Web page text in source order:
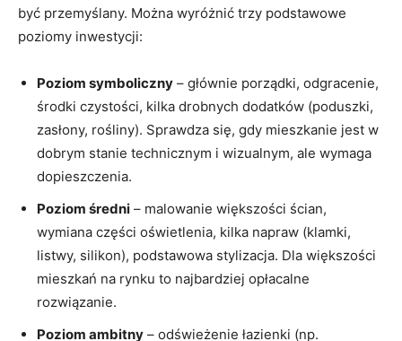
być przemyślany. Można wyróżnić trzy podstawowe
poziomy inwestycji:
Poziom symboliczny – głównie porządki, odgracenie,
środki czystości, kilka drobnych dodatków (poduszki,
zasłony, rośliny). Sprawdza się, gdy mieszkanie jest w
dobrym stanie technicznym i wizualnym, ale wymaga
dopieszczenia.
Poziom średni – malowanie większości ścian,
wymiana części oświetlenia, kilka napraw (klamki,
listwy, silikon), podstawowa stylizacja. Dla większości
mieszkań na rynku to najbardziej opłacalne
rozwiązanie.
Poziom ambitny – odświeżenie łazienki (np.